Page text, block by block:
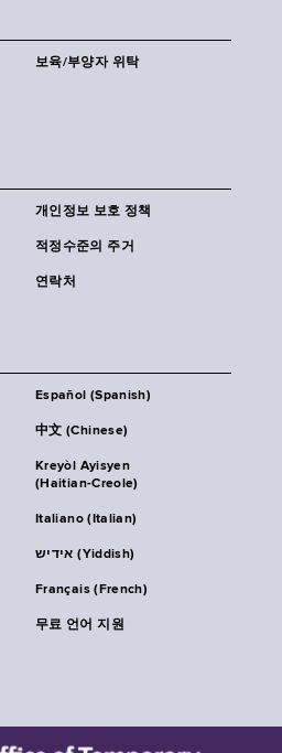
보육/부양자 위탁
개인정보 보호 정책
적정수준의 주거
연락처
Español (Spanish)
中文 (Chinese)
Kreyòl Ayisyen
(Haitian-Creole)
Italiano (Italian)
אידיש (Yiddish)
Français (French)
무료 언어 지원